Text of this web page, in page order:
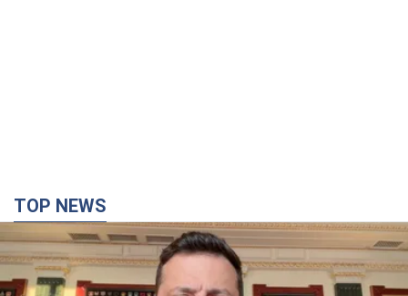
Європейські партнери долучаються до спільного проєкту
6.08.2026 20:20 88,8 т.
З 1 вересня українським вчителям підвищать